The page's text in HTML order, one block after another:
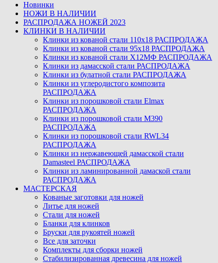
Новинки
НОЖИ В НАЛИЧИИ
РАСПРОДАЖА НОЖЕЙ 2023
КЛИНКИ В НАЛИЧИИ
Клинки из кованой стали 110х18 РАСПРОДАЖА
Клинки из кованой стали 95х18 РАСПРОДАЖА
Клинки из кованой стали Х12МФ РАСПРОДАЖА
Клинки из дамасской стали РАСПРОДАЖА
Клинки из булатной стали РАСПРОДАЖА
Клинки из углеродистого композита
РАСПРОДАЖА
Клинки из порошковой стали Elmax
РАСПРОДАЖА
Клинки из порошковой стали M390
РАСПРОДАЖА
Клинки из порошковой стали RWL34
РАСПРОДАЖА
Клинки из нержавеющей дамасской стали
Damasteel РАСПРОДАЖА
Клинки из ламинированной дамаской стали
РАСПРОДАЖА
МАСТЕРСКАЯ
Кованые заготовки для ножей
Литье для ножей
Стали для ножей
Бланки для клинков
Бруски для рукоятей ножей
Все для заточки
Комплекты для сборки ножей
Стабилизированная древесина для ножей